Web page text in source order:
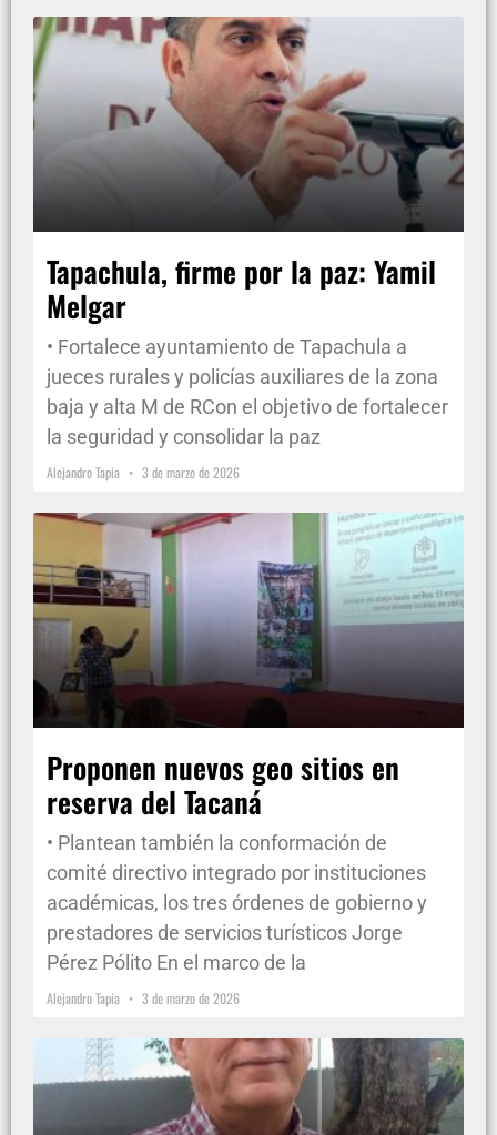
Tapachula, firme por la paz: Yamil
Melgar
• Fortalece ayuntamiento de Tapachula a
jueces rurales y policías auxiliares de la zona
baja y alta M de RCon el objetivo de fortalecer
la seguridad y consolidar la paz
Alejandro Tapia 3 de marzo de 2026
Proponen nuevos geo sitios en
reserva del Tacaná
• Plantean también la conformación de
comité directivo integrado por instituciones
académicas, los tres órdenes de gobierno y
prestadores de servicios turísticos Jorge
Pérez Pólito En el marco de la
Alejandro Tapia 3 de marzo de 2026